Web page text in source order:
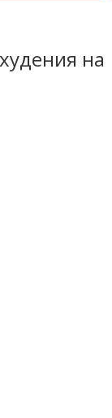
на